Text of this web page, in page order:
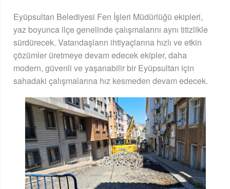
Eyüpsultan Belediyesi Fen İşleri Müdürlüğü ekipleri,
yaz boyunca ilçe genelinde çalışmalarını aynı titizlikle
sürdürecek. Vatandaşların ihtiyaçlarına hızlı ve etkin
çözümler üretmeye devam edecek ekipler, daha
modern, güvenli ve yaşanabilir bir Eyüpsultan için
sahadaki çalışmalarına hız kesmeden devam edecek.